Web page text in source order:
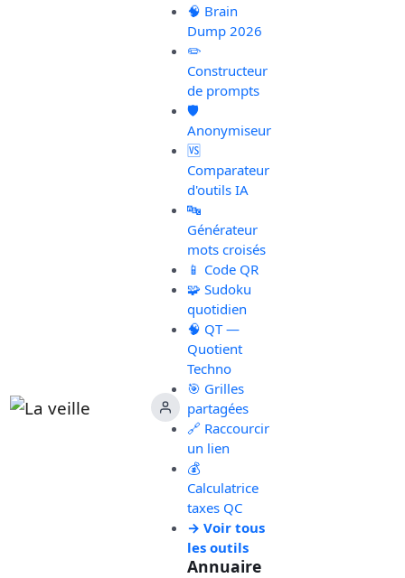
🧠 Brain
Dump 2026
✏️
Constructeur
de prompts
🛡️
Anonymiseur
🆚
Comparateur
d'outils IA
🔤
Générateur
mots croisés
📱 Code QR
🧩 Sudoku
quotidien
🧠 QT —
Quotient
Techno
🎯 Grilles
partagées
🔗 Raccourcir
un lien
💰
Calculatrice
taxes QC
→ Voir tous
les outils
Annuaire